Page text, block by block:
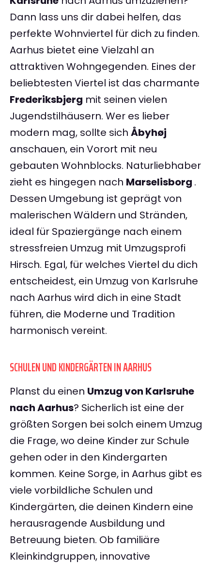
Dann lass uns dir dabei helfen, das
perfekte Wohnviertel für dich zu finden.
Aarhus bietet eine Vielzahl an
attraktiven Wohngegenden. Eines der
beliebtesten Viertel ist das charmante
Frederiksbjerg mit seinen vielen
Jugendstilhäusern. Wer es lieber
modern mag, sollte sich Åbyhøj
anschauen, ein Vorort mit neu
gebauten Wohnblocks. Naturliebhaber
zieht es hingegen nach Marselisborg .
Dessen Umgebung ist geprägt von
malerischen Wäldern und Stränden,
ideal für Spaziergänge nach einem
stressfreien Umzug mit Umzugsprofi
Hirsch. Egal, für welches Viertel du dich
entscheidest, ein Umzug von Karlsruhe
nach Aarhus wird dich in eine Stadt
führen, die Moderne und Tradition
harmonisch vereint.
SCHULEN UND KINDERGÄRTEN IN AARHUS
Planst du einen Umzug von Karlsruhe
nach Aarhus? Sicherlich ist eine der
größten Sorgen bei solch einem Umzug
die Frage, wo deine Kinder zur Schule
gehen oder in den Kindergarten
kommen. Keine Sorge, in Aarhus gibt es
viele vorbildliche Schulen und
Kindergärten, die deinen Kindern eine
herausragende Ausbildung und
Betreuung bieten. Ob familiäre
Kleinkindgruppen, innovative